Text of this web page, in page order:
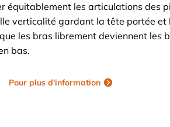
équitablement les articulations des
verticalité gardant la tête portée et
les bras librement deviennent les
bas.
Pour plus d'information